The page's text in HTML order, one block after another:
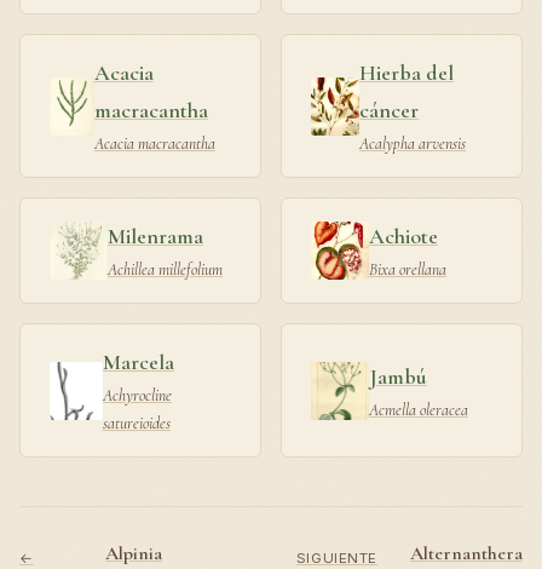
Acacia
macracantha
Acacia macracantha
Hierba del
cáncer
Acalypha arvensis
Milenrama
Achillea millefolium
Achiote
Bixa orellana
Marcela
Achyrocline
satureioides
Jambú
Acmella oleracea
←
Alpinia
SIGUIENTE
Alternanthera